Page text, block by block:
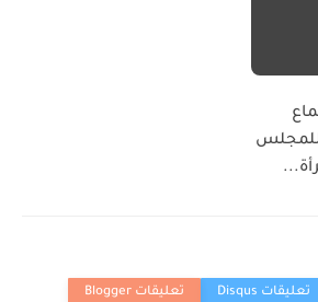
للمجلس